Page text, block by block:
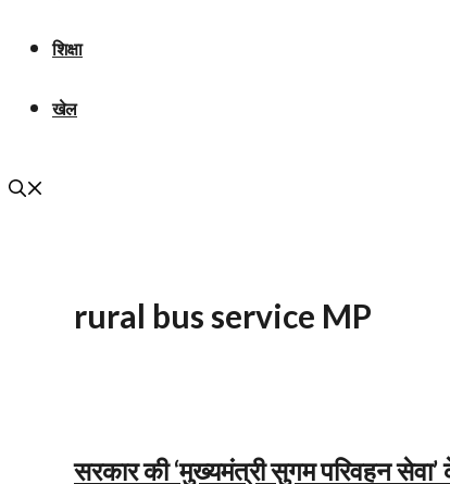
शिक्षा
खेल
rural bus service MP
सरकार की ‘मुख्यमंत्री सुगम परिवहन